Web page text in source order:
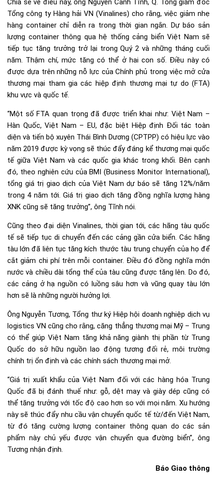
Chia sẻ về điều này, ông Nguyễn Cảnh Tĩnh, Q. Tổng giám đốc
Tổng công ty Hàng hải VN (Vinalines) cho rằng, việc giảm nhẹ
hàng container chỉ diễn ra trong thời gian ngắn. Dự báo sản
lượng container thông qua hệ thống cảng biển Việt Nam sẽ
tiếp tục tăng trưởng trở lại trong Quý 2 và những tháng cuối
năm. Thậm chí, mức tăng có thể ở hai con số. Điều này có
được dựa trên những nỗ lực của Chính phủ trong việc mở cửa
thương mại tham gia các hiệp định thương mại tự do (FTA)
khu vực và quốc tế.
“Một số FTA quan trọng đã được triển khai như: Việt Nam –
Hàn Quốc, Việt Nam – EU, đặc biệt Hiệp định Đối tác toàn
diện và tiến bộ xuyên Thái Bình Dương (CPTPP) có hiệu lực vào
năm 2019 được kỳ vọng sẽ thúc đẩy đáng kể thương mại quốc
tế giữa Việt Nam và các quốc gia khác trong khối. Bên cạnh
đó, theo nghiên cứu của BMI (Business Monitor International),
tổng giá trị giao dịch của Việt Nam dự báo sẽ tăng 12%/năm
trong 4 năm tới. Giá trị giao dịch tăng đồng nghĩa lượng hàng
XNK cũng sẽ tăng trưởng”, ông Tĩnh nói.
Cũng theo đại diện Vinalines, thời gian tới, các hãng tàu quốc
tế sẽ tiếp tục di chuyển đến các cảng gần cửa biển. Các hãng
tàu lớn đã liên tục tăng kích thước tàu trung chuyển của họ để
cắt giảm chi phí trên mỗi container. Điều đó đồng nghĩa mớn
nước và chiều dài tổng thể của tàu cũng được tăng lên. Do đó,
các cảng ở hạ nguồn có luồng sâu hơn và vũng quay tàu lớn
hơn sẽ là những người hưởng lợi.
Ông Nguyễn Tương, Tổng thư ký Hiệp hội doanh nghiệp dịch vụ
logistics VN cũng cho rằng, căng thẳng thương mại Mỹ – Trung
có thể giúp Việt Nam tăng khả năng giành thị phần từ Trung
Quốc do sở hữu nguồn lao động tương đối rẻ, môi trường
chính trị ổn định và các chính sách thương mại mở.
“Giá trị xuất khẩu của Việt Nam đối với các hàng hóa Trung
Quốc đã bị đánh thuế như: gỗ, dệt may và giày dép cũng có
thể tăng trưởng với tốc độ cao hơn so với mọi năm. Xu hướng
này sẽ thúc đẩy nhu cầu vận chuyển quốc tế từ/đến Việt Nam,
từ đó tăng cường lượng container thông quan do các sản
phẩm này chủ yếu được vận chuyển qua đường biển”, ông
Tương nhận định.
Báo Giao thông